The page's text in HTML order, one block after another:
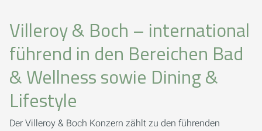
Villeroy & Boch – international
führend in den Bereichen Bad
& Wellness sowie Dining &
Lifestyle
Der Villeroy & Boch Konzern zählt zu den führenden